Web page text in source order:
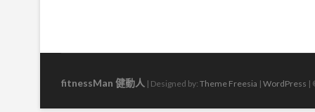
fitnessMan 健動人 | Designed by: Theme Freesia | WordPress |